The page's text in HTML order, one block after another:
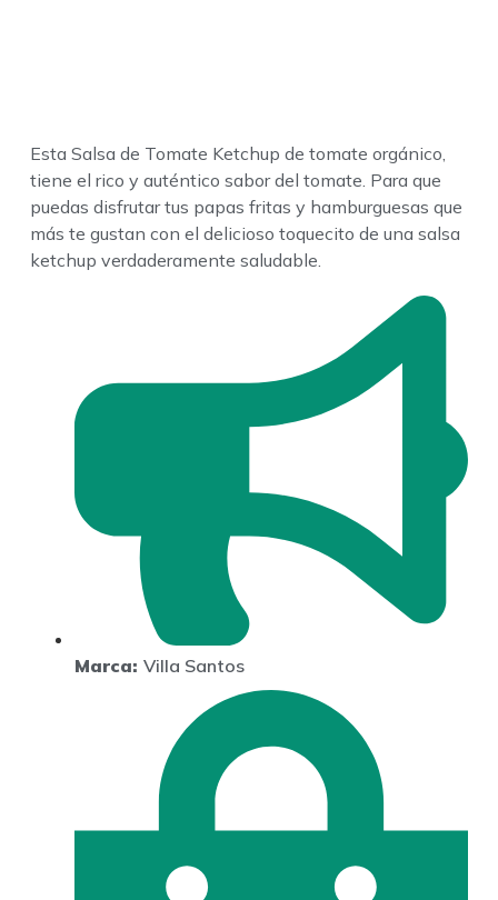
Esta Salsa de Tomate Ketchup de tomate orgánico,
tiene el rico y auténtico sabor del tomate. Para que
puedas disfrutar tus papas fritas y hamburguesas que
más te gustan con el delicioso toquecito de una salsa
ketchup verdaderamente saludable.
Marca: Villa Santos